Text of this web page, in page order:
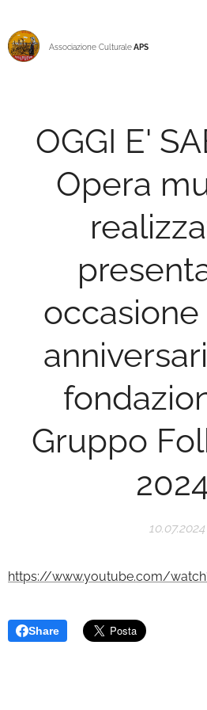
Associazione CulturaleAPS
OGGI E'
Opera
occasione
Gruppo
10.07.2024
https://www.youtube.com/
Share